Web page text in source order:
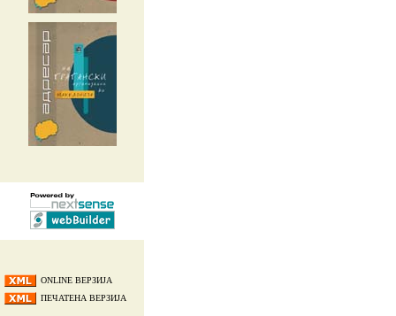
ONLINE ВЕРЗИЈА
ПЕЧАТЕНА ВЕРЗИЈА